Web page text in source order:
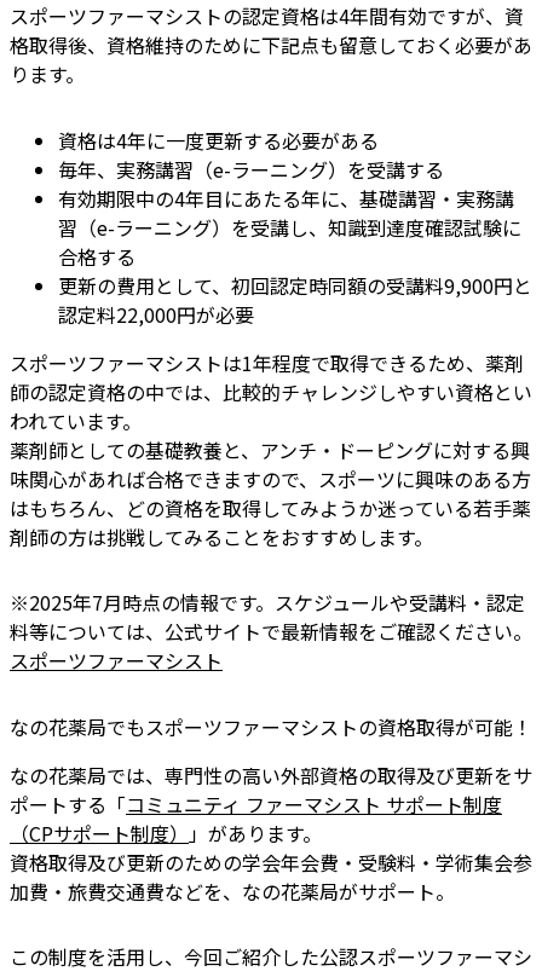
スポーツファーマシストの認定資格は4年間有効ですが、資
格取得後、資格維持のために下記点も留意しておく必要があ
ります。
資格は4年に一度更新する必要がある
毎年、実務講習（e-ラーニング）を受講する
有効期限中の4年目にあたる年に、基礎講習・実務講
習（e-ラーニング）を受講し、知識到達度確認試験に
合格する
更新の費用として、初回認定時同額の受講料9,900円と
認定料22,000円が必要
スポーツファーマシストは1年程度で取得できるため、薬剤
師の認定資格の中では、比較的チャレンジしやすい資格とい
われています。
薬剤師としての基礎教養と、アンチ・ドーピングに対する興
味関心があれば合格できますので、スポーツに興味のある方
はもちろん、どの資格を取得してみようか迷っている若手薬
剤師の方は挑戦してみることをおすすめします。
※2025年7月時点の情報です。スケジュールや受講料・認定
料等については、公式サイトで最新情報をご確認ください。
スポーツファーマシスト
なの花薬局でもスポーツファーマシストの資格取得が可能！
なの花薬局では、専門性の高い外部資格の取得及び更新をサ
ポートする「コミュニティ ファーマシスト サポート制度
（CPサポート制度）
」があります。
資格取得及び更新のための学会年会費・受験料・学術集会参
加費・旅費交通費などを、なの花薬局がサポート。
この制度を活用し、今回ご紹介した公認スポーツファーマシ